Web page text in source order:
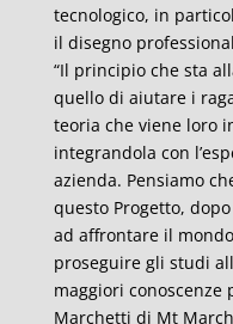
tecnologico, in
il disegno
“Il principio che sta
quello di aiutare i
teoria che viene loro
integrandola con
azienda. Pensiamo
questo Progetto,
ad affrontare il
proseguire gli studi
maggiori conoscenze
Marchetti di Mt